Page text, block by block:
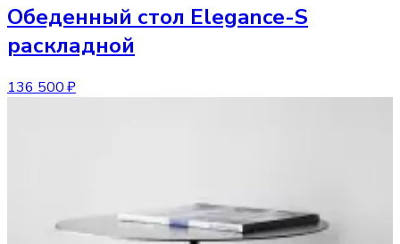
Обеденный стол Elegance-S
раскладной
136 500 ₽